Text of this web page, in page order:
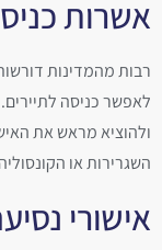
אשרות
רבות מהמדינות
לאפשר כניסה
ולהוציא מראש את
השגרירות או
אישורי